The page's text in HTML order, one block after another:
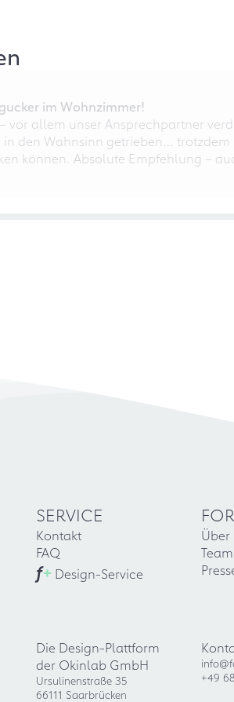
im Wohnzimmer!
vor allem unser Ansprechpartner
den Wahnsinn getrieben…
können. Absolute Empfehlung –
SERVICE
Kontakt
FAQ
f+ Design-Service
Über
Team
Die Design-Plattform
der Okinlab GmbH
Ursulinenstraße 35
66111 Saarbrücken
+49